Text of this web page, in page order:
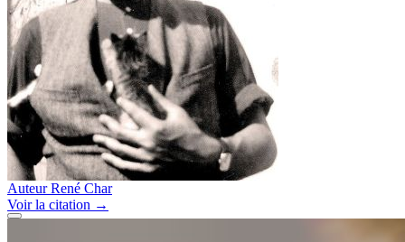
Auteur René Char
Voirla citation →